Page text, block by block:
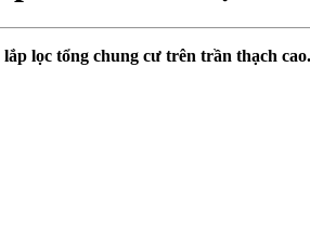
lọc tổng chung cư trên trần thạch